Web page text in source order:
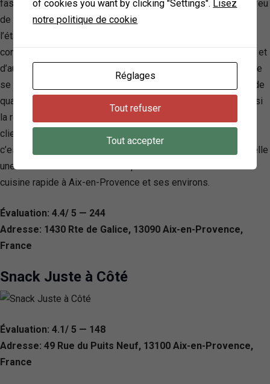
fast-food distinguée par son unique méthode de cuisson au feu
de bois. Sous la direction de Malik, le gérant passionné,
l’établissement promet une expérience culinaire originale et
conviviale, offrant une large variété de pizzas, de sandwichs, et
d’autres délices fast-food, adaptés à tous les goûts. La Galice
se démarque par son engagement à utiliser des ingrédients de
qualité, combinés à une touche de créativité, garantissant ainsi
la régularité d’un goût unique qui a su conquérir le cœur de sa
clientèle. Ce qui rend La Galice particulièrement remarquable,
c’est son accueil chaleureux et son service rapide, faisant d’elle
une destination incontournable pour les amateurs de bonne
cuisine rapide à Aix-en-Provence et ses environs.
Évaluation: 4.4/ 5 — 244
Adresse: 1430 Rte de Galice, 13090 Aix-en-Provence,
France
Snack Juste à Côté
Évaluation: 4.1/ 5 — 148
Adresse: 49 Rue du Puits Neuf, 13100 Aix-en-Provence,
France
of cookies you want by clicking "Settings". Lisez
notre politique de cookie
Réglages
Tout refuser
Tout accepter